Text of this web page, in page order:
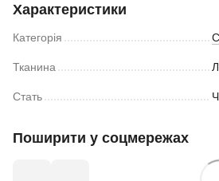
Характеристики
Категорія
Тканина
Стать
Поширити у соцмережах